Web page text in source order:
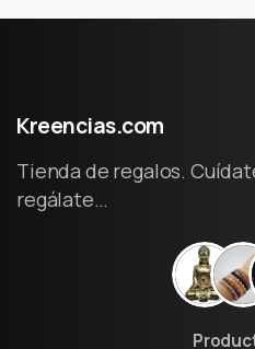
Kreencias.com
Tienda de regalos.
regálate…